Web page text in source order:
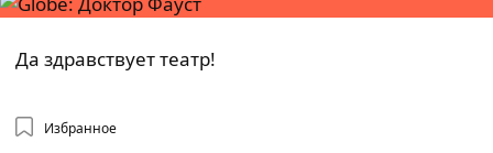
Да здравствует театр!
Избранное